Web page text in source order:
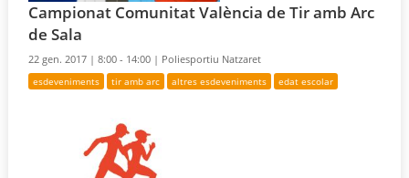
Campionat Comunitat València de Tir amb Arc
de Sala
22 gen. 2017 |8:00 - 14:00 | Poliesportiu Natzaret
esdeveniments tir amb arc altres esdeveniments edat escolar